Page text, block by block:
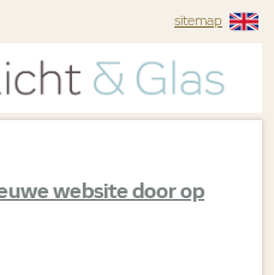
sitemap
website door op